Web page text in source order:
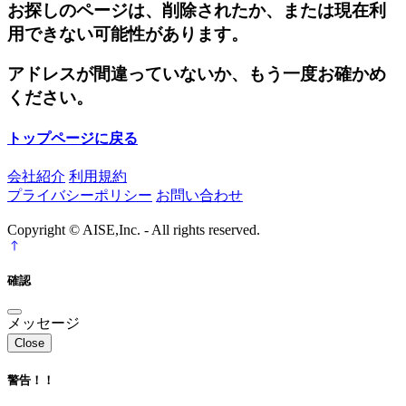
お探しのページは、削除されたか、または現在利
用できない可能性があります。
アドレスが間違っていないか、もう一度お確かめ
ください。
トップページに戻る
会社紹介 利用規約
プライバシーポリシー お問い合わせ
Copyright © AISE,Inc. - All rights reserved.
確認
メッセージ
Close
警告！！